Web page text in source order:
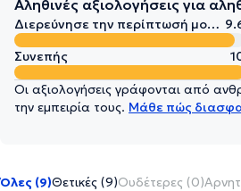
Αληθινές αξιολογήσεις για
Διερεύνησε την περίπτωσή μου σε βάθος
Συνεπής
Οι αξιολογήσεις γράφονται από
την εμπειρία τους. Μάθε πώς
Όλες (9)Θετικές (9)Ουδέτερες (0)